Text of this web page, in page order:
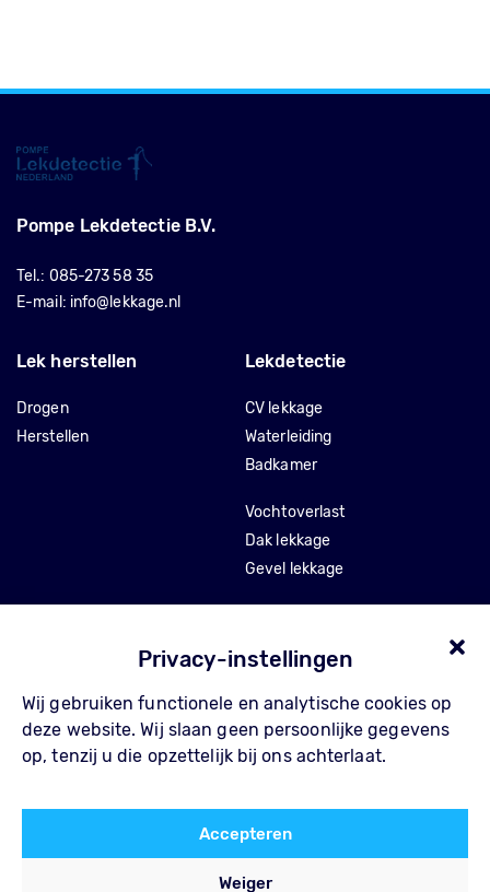
Privacy-instellingen
Wij gebruiken functionele en analytische cookies op
deze website. Wij slaan geen persoonlijke gegevens
op, tenzij u die opzettelijk bij ons achterlaat.
Accepteren
Weiger
Pompe Lekdetectie B.V.
Tel.: 085-273 58 35
E-mail: info@lekkage.nl
Lekdetectie
CV lekkage
Waterleiding
Badkamer
Vochtoverlast
Dak lekkage
Gevel lekkage
Lek herstellen
Drogen
Herstellen
Over Pompe
Waarom Pompe
Referenties
Blog
Contact
FAQ
Algemene voorwaarden